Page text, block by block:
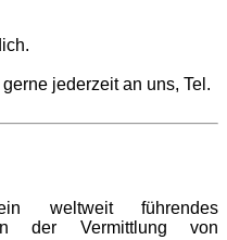
jederzeit an uns, Tel.
weltweit führendes
in der Vermittlung von